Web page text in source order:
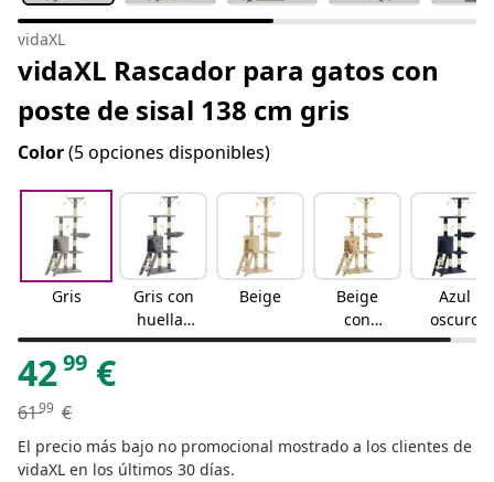
vidaXL
vidaXL Rascador para gatos con
poste de sisal 138 cm gris
Color(5 opciones disponibles)
Gris
Gris con
huellas
de patas
Beige
Beige
con
huellas d
Azul
oscuro
4299 €
6199 €
El precio más bajo no promocional mostrado a los clientes de
vidaXL en los últimos 30 días.